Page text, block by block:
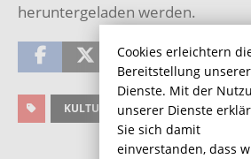
heruntergeladen werden.
KULTUR
Cookies erleichtern
Bereitstellung unserer
Dienste. Mit der
unserer Dienste
Sie sich damit
einverstanden, dass